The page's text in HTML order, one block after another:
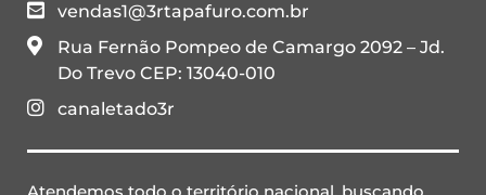
vendas1@3rtapafuro.com.br
Rua Fernão Pompeo de Camargo 2092 – Jd.
Do Trevo CEP: 13040-010
canaletado3r